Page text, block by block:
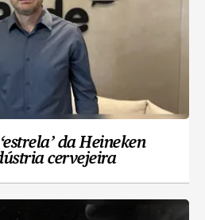
da Heineken
cervejeira